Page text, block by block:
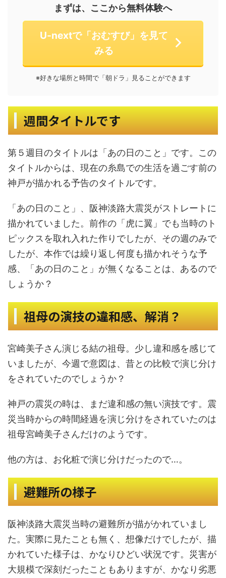
まずは、ここから無料体験へ
U-nextで「おむすび」を見て
みる
※好きな場所と時間で「朝ドラ」見ることができます
週間タイトルです
第５週目のタイトルは「あの日のこと」です。この
タイトルからは、現在の糸島での生活を過ごす前の
神戸が描かれる予告のタイトルです。
「あの日のこと」、阪神淡路大震災がストレートに
描かれていました。前作の「虎に翼」でも当時のト
ピックスを取れ入れた作りでしたが、その週のみで
したが、本作では繰り返し何度も描かれそうな予
感、「あの日のこと」が無くなることは、あるので
しょうか？
祖母の演技の違和感、解消？
宮崎美子さん演じる結の祖母。少し違和感を感じて
いましたが、今週で意図は、昔との比較で演じ分け
をされていたのでしょうか？
神戸の震災の時は、まだ違和感の無い演技です。震
災当時からの時間経過を演じ分けをされていたのは
祖母宮崎美子さんだけのようです。
他の方は、お化粧で演じ分けだったので…。
避難所の様子
阪神淡路大震災当時の避難所が描がかれていまし
た。実際に見たことも無く、想像だけでしたが、描
かれていた様子は、かなりひどい状況です。災害が
大規模で深刻だったこともありますが、かなり劣悪